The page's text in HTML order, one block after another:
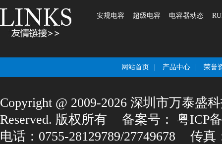
安规电容 超级电容 电容器动态
网站首页 产品中心 荣誉
Copyright@2009-2026深圳市万泰盛
Reserved.版权所有
备案号：
粤ICP
电话：0755-28129789/27749678
传真